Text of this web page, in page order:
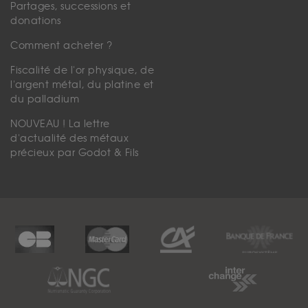
Partages, successions et
donations
Comment acheter ?
Fiscalité de l'or physique, de
l'argent métal, du platine et
du palladium
NOUVEAU ! La lettre
d'actualité des métaux
précieux par Godot & Fils